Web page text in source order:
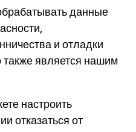
данные
и отладки
также является нашим
настроить
отказаться от